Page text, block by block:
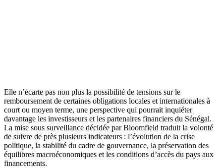
Elle n’écarte pas non plus la possibilité de tensions sur le
remboursement de certaines obligations locales et internationales à
court ou moyen terme, une perspective qui pourrait inquiéter
davantage les investisseurs et les partenaires financiers du Sénégal.
La mise sous surveillance décidée par Bloomfield traduit la volonté
de suivre de près plusieurs indicateurs : l’évolution de la crise
politique, la stabilité du cadre de gouvernance, la préservation des
équilibres macroéconomiques et les conditions d’accès du pays aux
financements.